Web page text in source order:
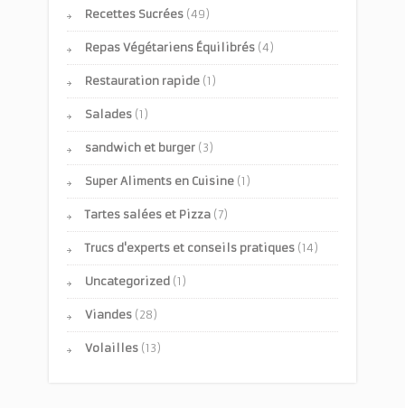
Recettes Sucrées (49)
Repas Végétariens Équilibrés (4)
Restauration rapide (1)
Salades (1)
sandwich et burger (3)
Super Aliments en Cuisine (1)
Tartes salées et Pizza (7)
Trucs d'experts et conseils pratiques (14)
Uncategorized (1)
Viandes (28)
Volailles (13)